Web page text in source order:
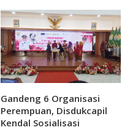
Purbalingga dan
Banyumas
Gandeng 6 Organisasi
Perempuan, Disdukcapil
Kendal Sosialisasi